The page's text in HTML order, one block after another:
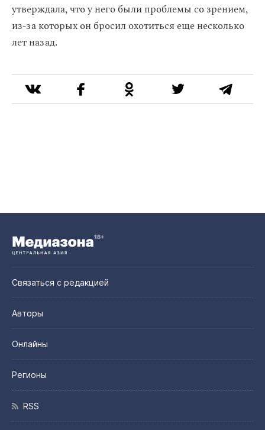
утверждала, что у него были проблемы со зрением,
из-за которых он бросил охотиться еще несколько
лет назад.
Связаться с редакцией
Авторы
Онлайны
Регионы
RSS